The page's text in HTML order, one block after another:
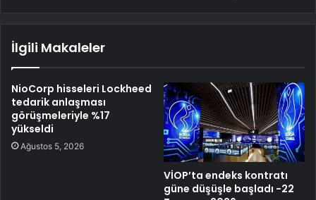
İlgili Makaleler
NioCorp hisseleri Lockheed
tedarik anlaşması
görüşmeleriyle %17
yükseldi
Ağustos 5, 2026
VİOP’ta endeks kontratı
güne düşüşle başladı -22